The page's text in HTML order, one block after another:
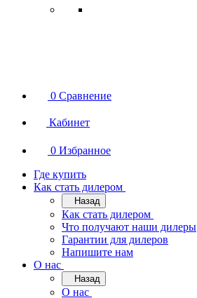
0 Сравнение
Кабинет
0 Избранное
Где купить
Как стать дилером
Назад
Как стать дилером
Что получают наши дилеры
Гарантии для дилеров
Напишите нам
О нас
Назад
О нас